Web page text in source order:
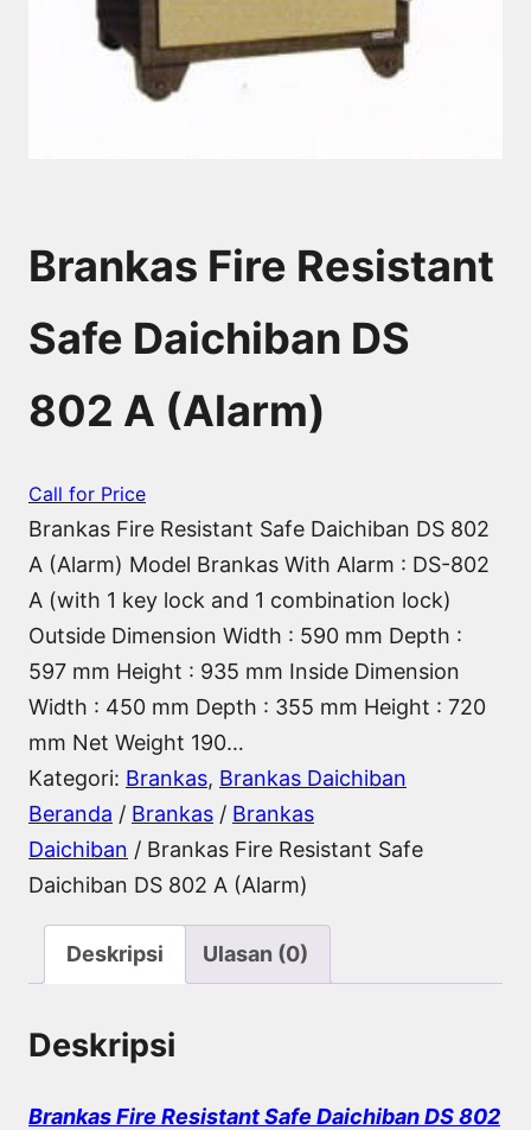
Brankas Fire Resistant
Safe Daichiban DS
802 A (Alarm)
Call for Price
Brankas Fire Resistant Safe Daichiban DS 802
A (Alarm) Model Brankas With Alarm : DS-802
A (with 1 key lock and 1 combination lock)
Outside Dimension Width : 590 mm Depth :
597 mm Height : 935 mm Inside Dimension
Width : 450 mm Depth : 355 mm Height : 720
mm Net Weight 190…
Kategori: Brankas, Brankas Daichiban
Beranda / Brankas / Brankas
Daichiban / Brankas Fire Resistant Safe
Daichiban DS 802 A (Alarm)
Deskripsi Ulasan (0)
Deskripsi
Brankas Fire Resistant Safe Daichiban DS 802